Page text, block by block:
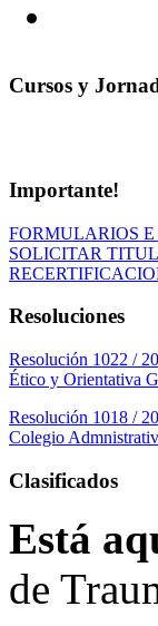
Cursos y
Importante!
FORMULARIOS
SOLICITAR
Resoluciones
Resolución 1022 /
Ético y Orientativa
Resolución 1018 /
Colegio
Clasificados
Está
de